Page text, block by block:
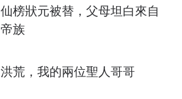
仙榜狀元被替，父母坦白來自
帝族
洪荒，我的兩位聖人哥哥